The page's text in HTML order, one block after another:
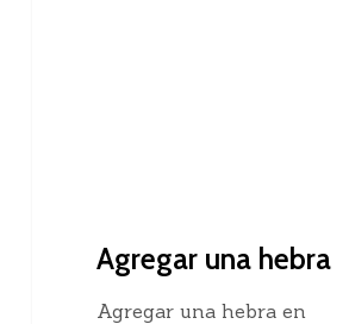
Agregar una hebra
Agregar una hebra en